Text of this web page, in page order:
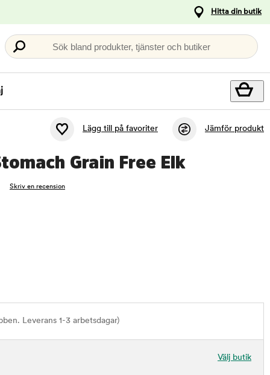
Hitta din butik
Sök bland produkter, tjänster och butiker
Lägg till på favoriter Jämför produkt
Grain Free Elk
Skriv en recension
Leverans 1-3 arbetsdagar)
Välj butik